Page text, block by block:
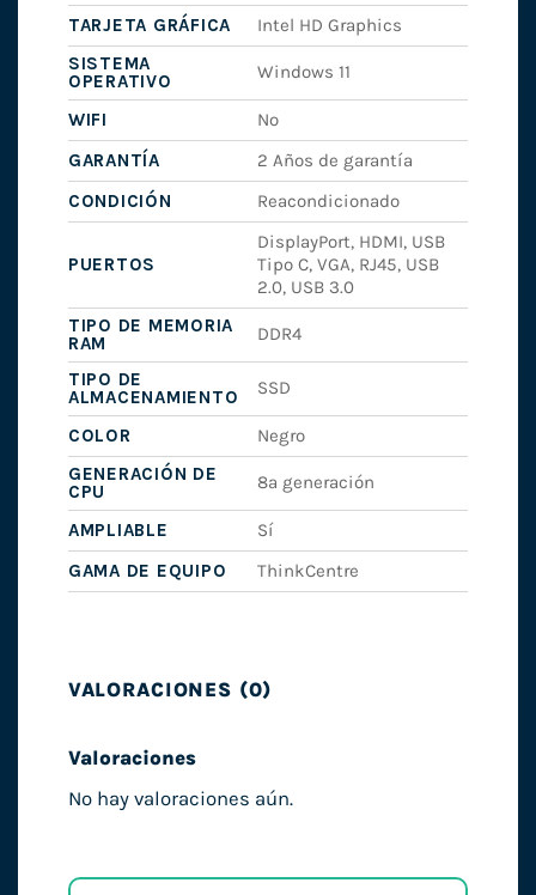
TARJETA GRÁFICA
Intel HD Graphics
SISTEMA
OPERATIVO
Windows 11
WIFI
No
GARANTÍA
2 Años de garantía
CONDICIÓN
Reacondicionado
PUERTOS
DisplayPort, HDMI, USB
Tipo C, VGA, RJ45, USB
2.0, USB 3.0
TIPO DE MEMORIA
RAM
DDR4
TIPO DE
ALMACENAMIENTO
SSD
COLOR
Negro
GENERACIÓN DE
CPU
8ª generación
AMPLIABLE
Sí
GAMA DE EQUIPO
ThinkCentre
VALORACIONES (0)
Valoraciones
No hay valoraciones aún.